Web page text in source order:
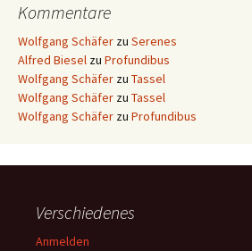
Kommentare
Wolfgang Schäfer zu Serenes
Alfred Biesel zu Profundibus
Wolfgang Schäfer zu Tassel
Wolfgang Schäfer zu Tassel
Wolfgang Schäfer zu Profundibus
Verschiedenes
Anmelden